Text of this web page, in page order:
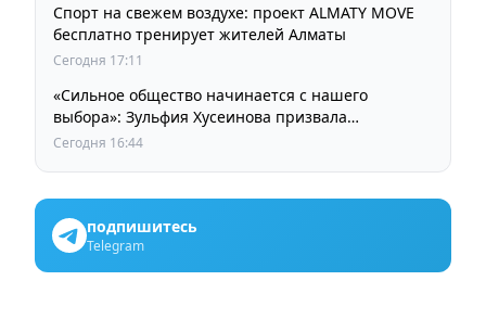
Спорт на свежем воздухе: проект ALMATY MOVE
бесплатно тренирует жителей Алматы
Сегодня 17:11
«Сильное общество начинается с нашего
выбора»: Зульфия Хусеинова призвала
казахстанцев принять участие в выборах
Сегодня 16:44
подпишитесь
Telegram